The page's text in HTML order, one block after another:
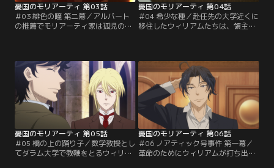
憂国のモリアーティ 第03話
＃03 緋色の瞳 第二幕／アルバート
の推薦でモリアーティ家は孤児の兄
代わることはできない。家族どころ
か使用人たちさえもふたりを見下し
虐げる様子に、アルバートは……。
モリアーティ家の三兄弟、アルバー
ト、ウィリアム、ルイス。血のつな
がり以上に…。
憂国のモリアーティ 第04話
＃04 希少な種／赴任先の大学近くに
移住したウィリアムたちは、領主の
物が集められていた。植物の世話を
任されているのは庭師のバートンと
いう男。ウィリアムは、彼の妻のミ
シェルが子爵を深く恨んでいると聞
いたことを思い出す。しかし子爵に
横柄な態度で頤使されても…。
憂国のモリアーティ 第05話
＃05 橋の上の踊り子／数学教授とし
てダラム大学で教鞭をとるウィリア
憂国のモリアーティ 第06話
＃06 ノアティック号事件 第一幕／
革命のためにウィリアムが打ち出し